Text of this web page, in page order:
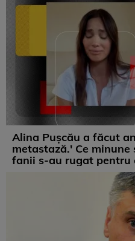
Alina Pușcău a făcut
metastază.' Ce
fanii s-au rugat pentru